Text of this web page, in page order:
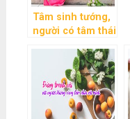
Tâm sinh tướng,
người có tâm thái
mệnh ắt sẽ tốt